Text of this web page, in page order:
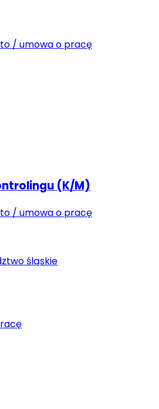
/ umowa o pracę
(K/M)
/ umowa o pracę
śląskie